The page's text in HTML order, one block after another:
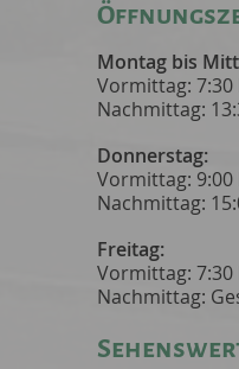
Montag bis
Vormittag: 7:30
Nachmittag:
Donnerstag:
Vormittag: 9:00
Nachmittag:
Freitag:
Vormittag: 7:30
Nachmittag: